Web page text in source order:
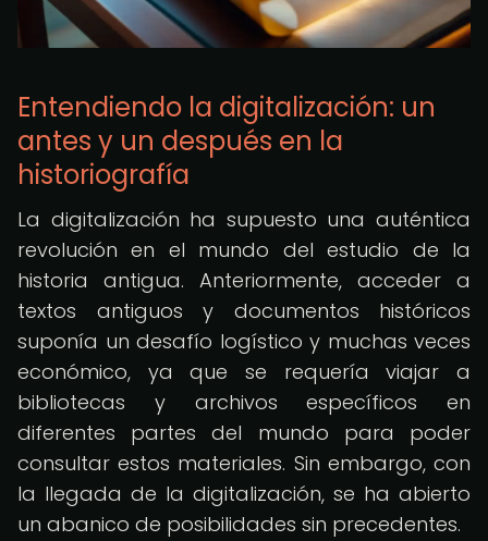
Entendiendo la digitalización: un
antes y un después en la
historiografía
La digitalización ha supuesto una auténtica
revolución en el mundo del estudio de la
historia antigua. Anteriormente, acceder a
textos antiguos y documentos históricos
suponía un desafío logístico y muchas veces
económico, ya que se requería viajar a
bibliotecas y archivos específicos en
diferentes partes del mundo para poder
consultar estos materiales. Sin embargo, con
la llegada de la digitalización, se ha abierto
un abanico de posibilidades sin precedentes.